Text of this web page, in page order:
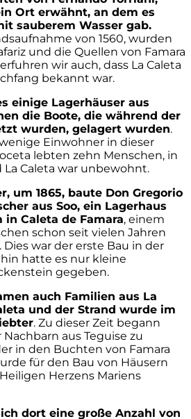
Ort erwähnt, an dem es
sauberem Wasser gab.
von 1560, wurden
und die Quellen von Famara
wir auch, dass La Caleta
bekannt war.
einige Lagerhäuser aus
die Boote, die während der
wurden, gelagert wurden.
Einwohner in dieser
lebten zehn Menschen, in
La Caleta war unbewohnt.
um 1865, baute Don Gregorio
aus Soo, ein Lagerhaus
in Caleta de Famara, einem
schon seit vielen Jahren
war der erste Bau in der
hatte es nur kleine
gegeben.
auch Familien aus La
und der Strand wurde im
. Zu dieser Zeit begann
aus Teguise zu
in den Buchten von Famara
für den Bau von Häusern
Herzens Mariens
dort eine große Anzahl von